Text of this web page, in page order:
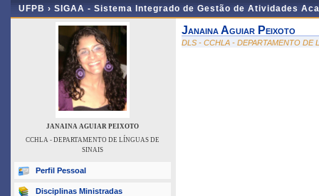
UFPB › SIGAA - Sistema Integrado de Gestão de Atividades
JANAINA AGUIAR PEIXOTO
CCHLA - DEPARTAMENTO DE LÍNGUAS DE
SINAIS
Perfil Pessoal
Disciplinas Ministradas
Janaina Aguiar Peixoto
DLS - CCHLA - DEPARTAMENTO DE